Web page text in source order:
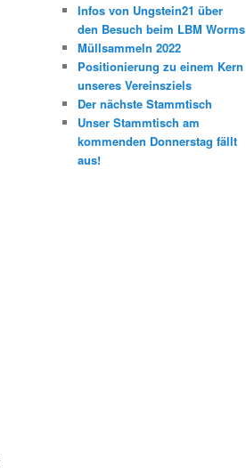
Infos von Ungstein21 über
den Besuch beim LBM Worms
Müllsammeln 2022
Positionierung zu einem Kern
unseres Vereinsziels
Der nächste Stammtisch
Unser Stammtisch am
kommenden Donnerstag fällt
aus!